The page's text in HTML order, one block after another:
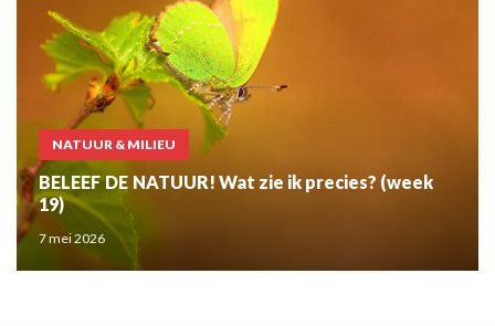
NATUUR & MILIEU
BELEEF DE NATUUR! Wat zie ik precies? (week
19)
7 mei 2026